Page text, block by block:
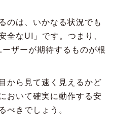
のは、いかなる状況でも
全なUI」です。つまり、
ザーが期待するものが根
から見て速く見えるかど
おいて確実に動作する安
べきでしょう。